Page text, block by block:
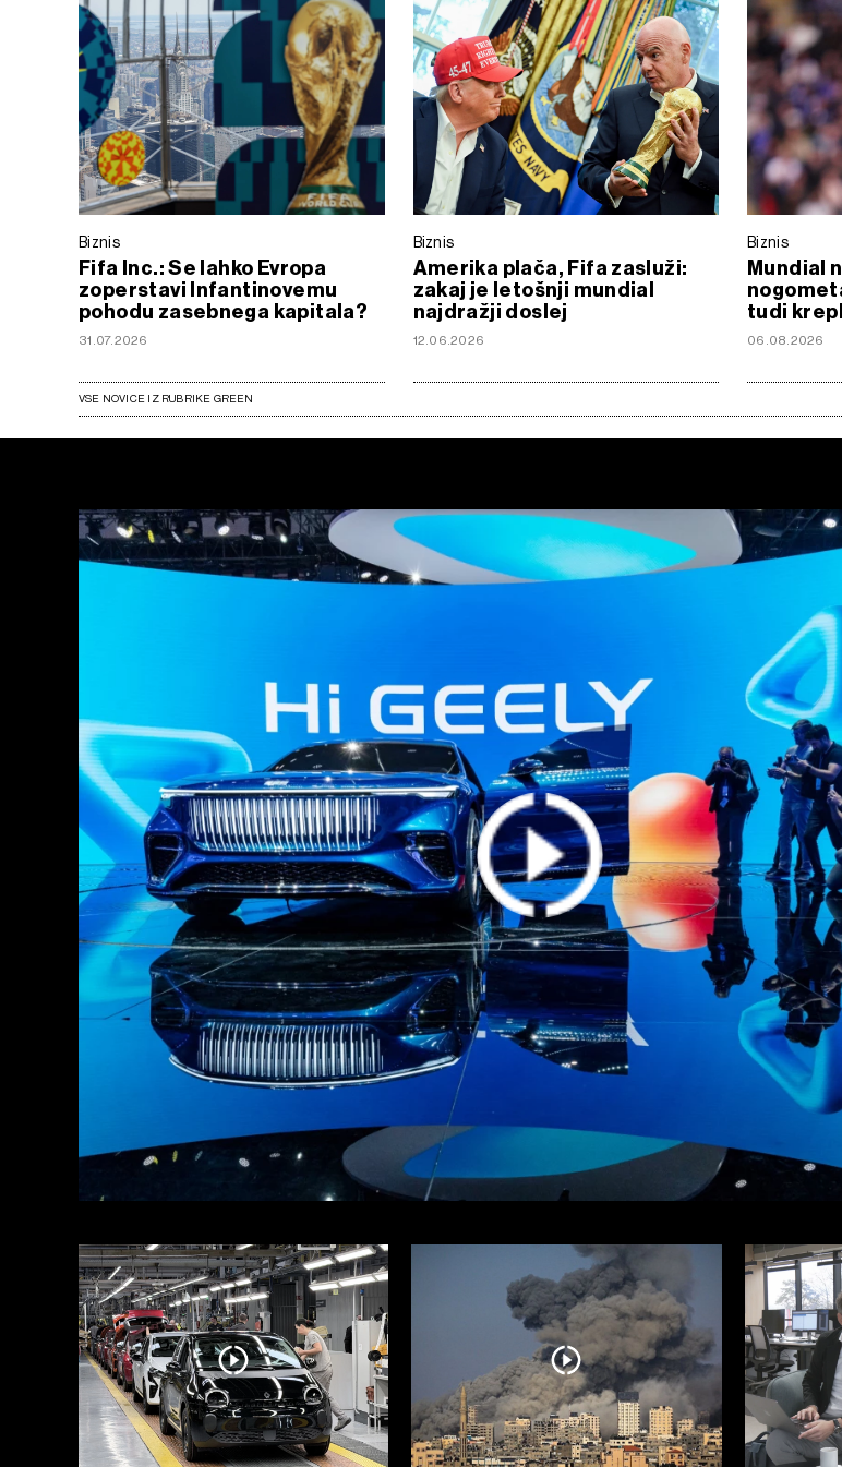
Biznis
Fifa Inc.: Se lahko Evropa
zoperstavi Infantinovemu
pohodu zasebnega kapitala?
31.07.2026
Biznis
Amerika plača, Fifa zasluži:
zakaj je letošnji mundial
najdražji doslej
12.06.2026
Biznis
Mundial
tudi
06.08.2026
VSE NOVICE IZ RUBRIKE GREEN